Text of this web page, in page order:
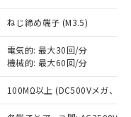
ねじ締め端子 (M3.5)
電気的: 最大30回/分
機械的: 最大60回/分
100MΩ以上 (DC500Vメガ、点
機器事業取扱
び標準価格
だくもので
品の中には、
る商品もある
（10物質）の
たは確認中の
無形物で、有
です。
有部品として
た場合などや
が中国RoHSの
ます。
中国RoHSの
します。
のうち、外国